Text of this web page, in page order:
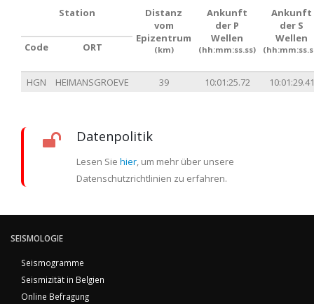
Station
Distanz
vom
Epizentrum
(km)
Ankunft
der P
Wellen
(hh:mm:ss.ss)
Ankunft
der S
Wellen
Code ORT
HGN HEIMANSGROEVE 39 10:01:25.72 10:01:29.41
Datenpolitik
Lesen Sie hier, um mehr über unsere
Datenschutzrichtlinien zu erfahren.
SEISMOLOGIE
Seismogramme
Seismizität in Belgien
Online Befragung